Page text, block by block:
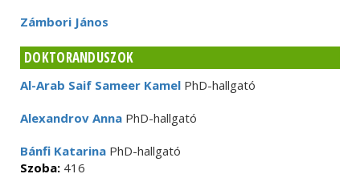
Zámbori János
DOKTORANDUSZOK
Al-Arab Saif Sameer Kamel PhD-hallgató
Alexandrov Anna PhD-hallgató
Bánfi Katarina PhD-hallgató
Szoba: 416